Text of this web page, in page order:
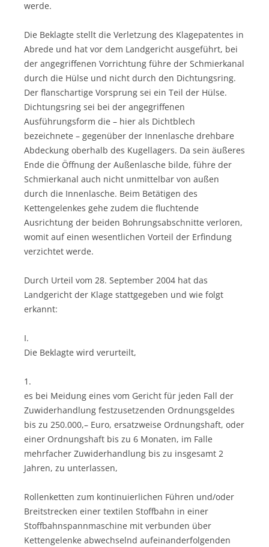
werde.
Die Beklagte stellt die Verletzung des Klagepatentes in
Abrede und hat vor dem Landgericht ausgeführt, bei
der angegriffenen Vorrichtung führe der Schmierkanal
durch die Hülse und nicht durch den Dichtungsring.
Der flanschartige Vorsprung sei ein Teil der Hülse.
Dichtungsring sei bei der angegriffenen
Ausführungsform die – hier als Dichtblech
bezeichnete – gegenüber der Innenlasche drehbare
Abdeckung oberhalb des Kugellagers. Da sein äußeres
Ende die Öffnung der Außenlasche bilde, führe der
Schmierkanal auch nicht unmittelbar von außen
durch die Innenlasche. Beim Betätigen des
Kettengelenkes gehe zudem die fluchtende
Ausrichtung der beiden Bohrungsabschnitte verloren,
womit auf einen wesentlichen Vorteil der Erfindung
verzichtet werde.
Durch Urteil vom 28. September 2004 hat das
Landgericht der Klage stattgegeben und wie folgt
erkannt:
I.
Die Beklagte wird verurteilt,
1.
es bei Meidung eines vom Gericht für jeden Fall der
Zuwiderhandlung festzusetzenden Ordnungsgeldes
bis zu 250.000,– Euro, ersatzweise Ordnungshaft, oder
einer Ordnungshaft bis zu 6 Monaten, im Falle
mehrfacher Zuwiderhandlung bis zu insgesamt 2
Jahren, zu unterlassen,
Rollenketten zum kontinuierlichen Führen und/oder
Breitstrecken einer textilen Stoffbahn in einer
Stoffbahnspannmaschine mit verbunden über
Kettengelenke abwechselnd aufeinanderfolgenden